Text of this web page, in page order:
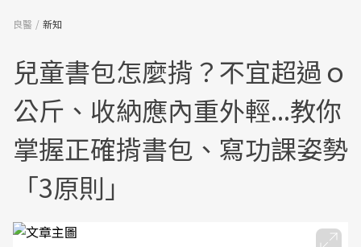
良醫 新知
兒童書包怎麼揹？不宜超過ｏ
公斤、收納應內重外輕...教你
掌握正確揹書包、寫功課姿勢
「3原則」